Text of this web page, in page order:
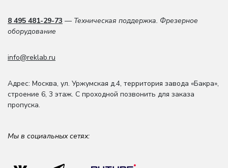
8 495 481-29-73 — Техническая поддержка. Фрезерное
оборудование
info@reklab.ru
Адрес: Москва, ул. Уржумская д.4, территория завода «Бакра»,
строение 6, 3 этаж. С проходной позвонить для заказа
пропуска.
Мы в социальных сетях: